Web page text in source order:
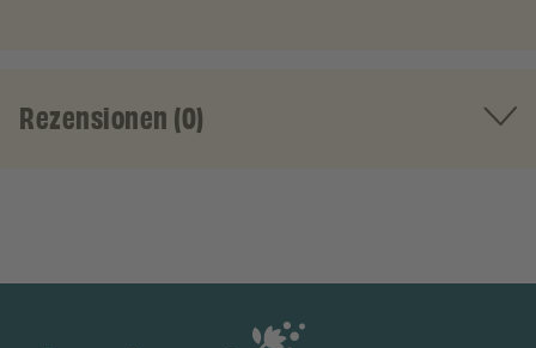
Rezensionen (0)